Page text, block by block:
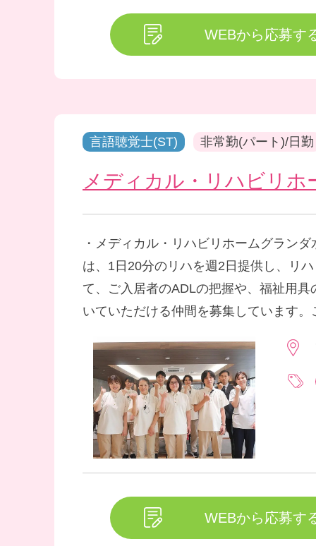
WEBから応募す
言語聴覚士(ST) 非常勤(パート)/日勤
メディカル・リハビリホ
・メディカル・リハビリホームグラン
は、1日20分のリハを週2日提供し、リ
て、ご入居者のADLの把握や、福祉用
いていただける仲間を募集しています
WEBから応募す